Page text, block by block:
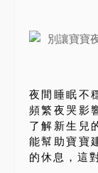
夜間睡眠不
頻繁夜哭影
了解新生兒
能幫助寶寶
的休息，這